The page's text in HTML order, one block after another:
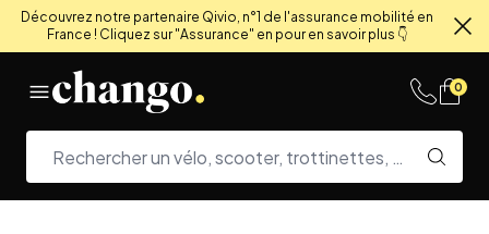
Découvrez notre partenaire Qivio, n°1 de l'assurance mobilité en
France ! Cliquez sur "Assurance" en pour en savoir plus 👇
0